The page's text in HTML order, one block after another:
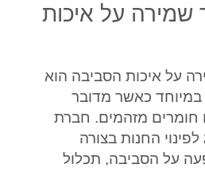
שמירה על איכות
על איכות הסביבה הוא
כאשר מדובר
חומרים מזהמים. חברת
החנות בצורה
על הסביבה, תכלול